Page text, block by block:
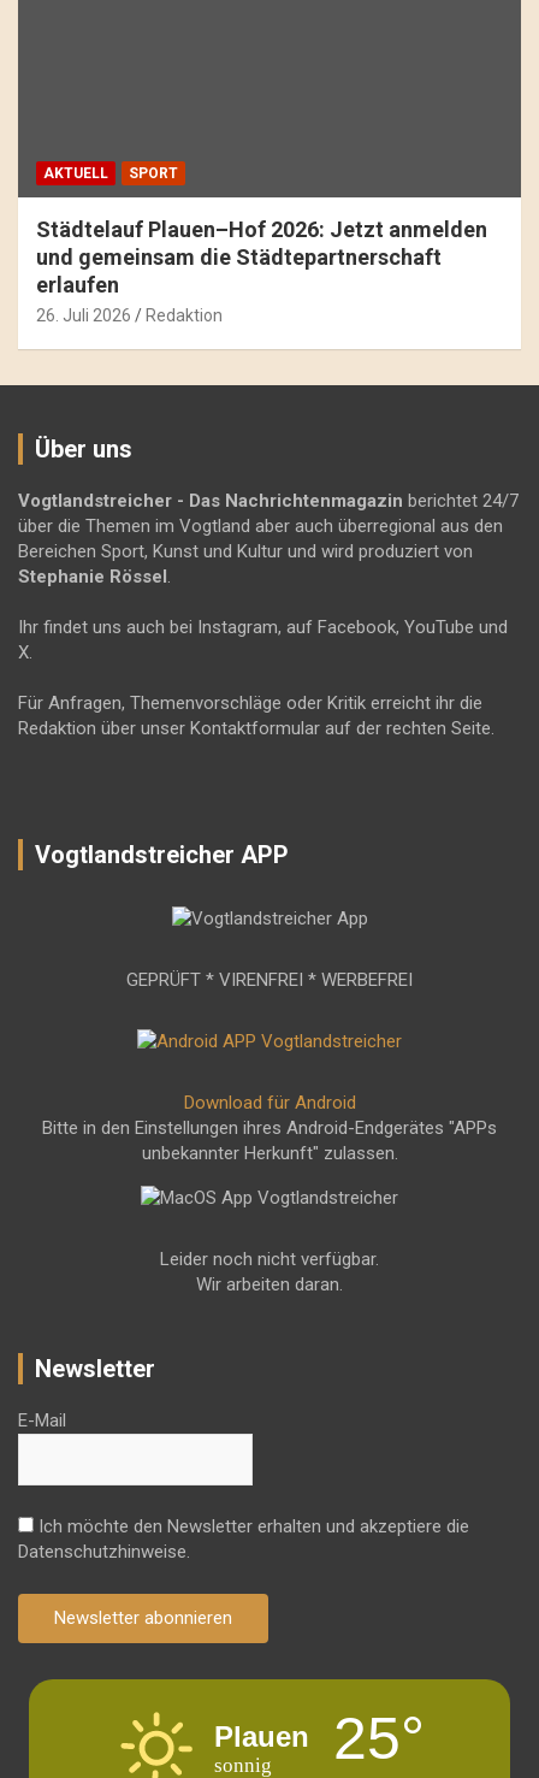
AKTUELL SPORT
Städtelauf Plauen–Hof 2026: Jetzt anmelden
und gemeinsam die Städtepartnerschaft
erlaufen
26. Juli 2026 Redaktion
Über uns
Vogtlandstreicher - Das Nachrichtenmagazin berichtet 24/7
über die Themen im Vogtland aber auch überregional aus den
Bereichen Sport, Kunst und Kultur und wird produziert von
Stephanie Rössel .
Ihr findet uns auch bei Instagram, auf Facebook, YouTube und
X.
Für Anfragen, Themenvorschläge oder Kritik erreicht ihr die
Redaktion über unser Kontaktformular auf der rechten Seite.
Vogtlandstreicher APP
GEPRÜFT * VIRENFREI * WERBEFREI
Download für Android
Bitte in den Einstellungen ihres Android-Endgerätes "APPs
unbekannter Herkunft" zulassen.
Leider noch nicht verfügbar.
Wir arbeiten daran.
Newsletter
E-Mail
Ich möchte den Newsletter erhalten und akzeptiere die
Datenschutzhinweise.
Newsletter abonnieren
Plauen
sonnig 25°